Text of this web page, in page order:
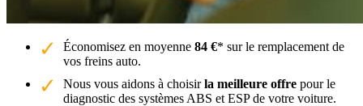
Économisez en moyenne 84 €* sur le remplacement de
vos freins auto.
Nous vous aidons à choisirla meilleure offre pour le
diagnostic des systèmes ABS et ESP de votre voiture.